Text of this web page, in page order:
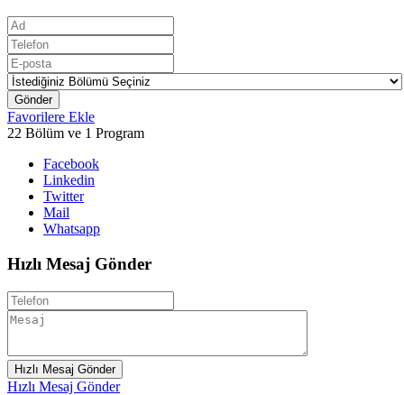
Gönder
Favorilere Ekle
22 Bölüm ve 1 Program
Facebook
Linkedin
Twitter
Mail
Whatsapp
Hızlı Mesaj Gönder
Hızlı Mesaj Gönder
Hızlı Mesaj Gönder